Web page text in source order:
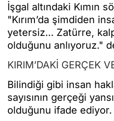
İşgal altındaki Kımın
"Kırım’da şimdiden
yetersiz… Zatürre,
olduğunu anlıyoruz."
KIRIM’DAKİ GERÇEK
Bilindiği gibi insan
sayısının gerçeği
olduğunu ifade ediyor.